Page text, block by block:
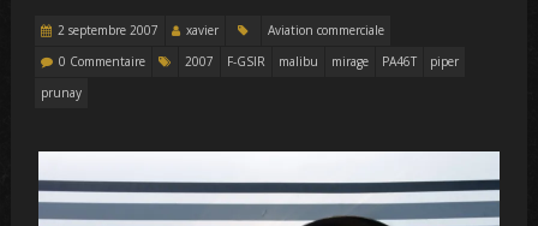
2 septembre 2007 xavier
Aviation commerciale
0 Commentaire
2007 F-GSIR malibu mirage PA46T
piper
prunay